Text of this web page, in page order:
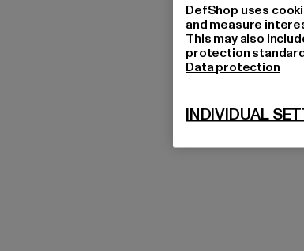
DefShop uses
and measure
This may also
protection
Data protection
INDIVIDUAL